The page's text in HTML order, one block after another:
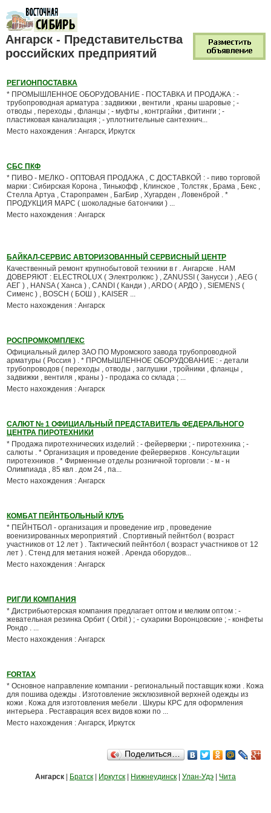
Ангарск - Представительства
российских предприятий
РЕГИОНПОСТАВКА
* ПРОМЫШЛЕННОЕ ОБОРУДОВАНИЕ - ПОСТАВКА И ПРОДАЖА : -
трубопроводная арматура : задвижки , вентили , краны шаровые ; -
отводы , переходы , фланцы ; - муфты , контргайки , фитинги ; -
пластиковая канализация ; - уплотнительные сантехнич...
Место нахождения : Ангарск, Иркутск
СБС ПКФ
* ПИВО - МЕЛКО - ОПТОВАЯ ПРОДАЖА , С ДОСТАВКОЙ : - пиво торговой
марки : Сибирская Корона , Тинькофф , Клинское , Толстяк , Брама , Бекс ,
Стелла Артуа , Старопрамен , БагБир , Хугарден , Ловенброй . *
ПРОДУКЦИЯ МАРС ( шоколадные батончики ) ...
Место нахождения : Ангарск
БАЙКАЛ-СЕРВИС АВТОРИЗОВАННЫЙ СЕРВИСНЫЙ ЦЕНТР
Качественный ремонт крупнобытовой техники в г . Ангарске . НАМ
ДОВЕРЯЮТ : ELECTROLUX ( Электролюкс ) , ZANUSSI ( Занусси ) , AEG (
АЕГ ) , HANSA ( Ханса ) , CANDI ( Канди ) , ARDO ( АРДО ) , SIEMENS (
Сименс ) , BOSCH ( БОШ ) , KAISER ...
Место нахождения : Ангарск
РОСПРОМКОМПЛЕКС
Официальный дилер ЗАО ПО Муромского завода трубопроводной
арматуры ( Россия ) . * ПРОМЫШЛЕННОЕ ОБОРУДОВАНИЕ : - детали
трубопроводов ( переходы , отводы , заглушки , тройники , фланцы ,
задвижки , вентиля , краны ) - продажа со склада ; ...
Место нахождения : Ангарск
САЛЮТ № 1 ОФИЦИАЛЬНЫЙ ПРЕДСТАВИТЕЛЬ ФЕДЕРАЛЬНОГО
ЦЕНТРА ПИРОТЕХНИКИ
* Продажа пиротехнических изделий : - фейерверки ; - пиротехника ; -
салюты . * Организация и проведение фейерверков . Консультации
пиротехников . * Фирменные отделы розничной торговли : - м - н
Олимпиада , 85 квл . дом 24 , па...
Место нахождения : Ангарск
КОМБАТ ПЕЙНТБОЛЬНЫЙ КЛУБ
* ПЕЙНТБОЛ - организация и проведение игр , проведение
военизированных мероприятий . Спортивный пейнтбол ( возраст
участников от 12 лет ) . Тактический пейнтбол ( возраст участников от 12
лет ) . Стенд для метания ножей . Аренда оборудов...
Место нахождения : Ангарск
РИГЛИ КОМПАНИЯ
* Дистрибьютерская компания предлагает оптом и мелким оптом : -
жевательная резинка Орбит ( Оrbit ) ; - сухарики Воронцовские ; - конфеты
Рондо . ...
Место нахождения : Ангарск
FORTAX
* Основное направление компании - региональный поставщик кожи . Кожа
для пошива одежды . Изготовление эксклюзивной верхней одежды из
кожи . Кожа для изготовления мебели . Шкуры КРС для оформления
интерьера . Реставрация всех видов кожи по ...
Место нахождения : Ангарск, Иркутск
Поделиться…
Ангарск Братск Иркутск Нижнеудинск Улан-Удэ Чита